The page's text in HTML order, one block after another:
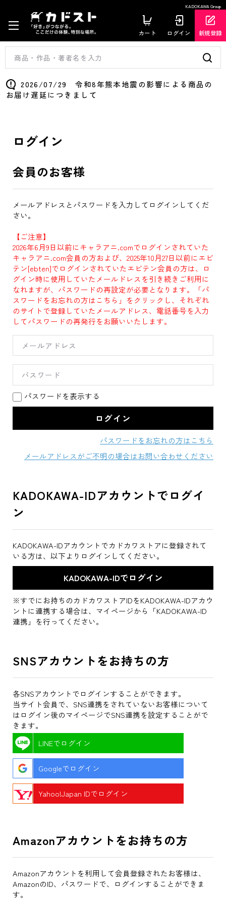
KADOKAWA Group
カート ログイン 新規登録
2026/07/29 令和8年熊本地震の影響による商品の
お届け遅延につきまして
ログイン
会員のお客様
メールアドレスとパスワードを入力してログインしてくだ
さい。
【ご注意】
2026年6月9日以前にキャラアニ.comでログインされていた
キャラアニ.com会員の方および、2025年10月27日以前にエビ
テン[ebten]でログインされていたエビテン会員の方は、ロ
グイン時に使用していたメールドレスを引き続きご利用に
なれますが、パスワードの再設定が必要となります。「パ
スワードをお忘れの方はこちら」をクリックし、それぞれ
のサイトで登録していたメールアドレス、電話番号を入力
してパスワードの再発行をお願いいたします。
パスワードを表示する
パスワードをお忘れの方はこちら
メールアドレスがご不明の場合はお問い合わせください
KADOKAWA-IDアカウントでログイ
ン
KADOKAWA-IDアカウントでカドカワストアに登録されて
いる方は、以下よりログインしてください。
※すでにお持ちのカドカワストアIDをKADOKAWA-IDアカウ
ントに連携する場合は、マイページから「KADOKAWA-ID
連携」を行ってください。
SNSアカウントをお持ちの方
各SNSアカウントでログインすることができます。
当サイト会員で、SNS連携をされていないお客様について
はログイン後のマイページでSNS連携を設定することがで
きます。
LINEでログイン
Googleでログイン
Yahoo!Japan IDでログイン
Amazonアカウントをお持ちの方
Amazonアカウントを利用して会員登録されたお客様は、
AmazonのID、パスワードで、ログインすることができま
す。